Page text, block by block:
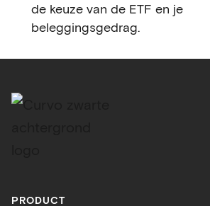
de keuze van de ETF en je
beleggingsgedrag.
PRODUCT